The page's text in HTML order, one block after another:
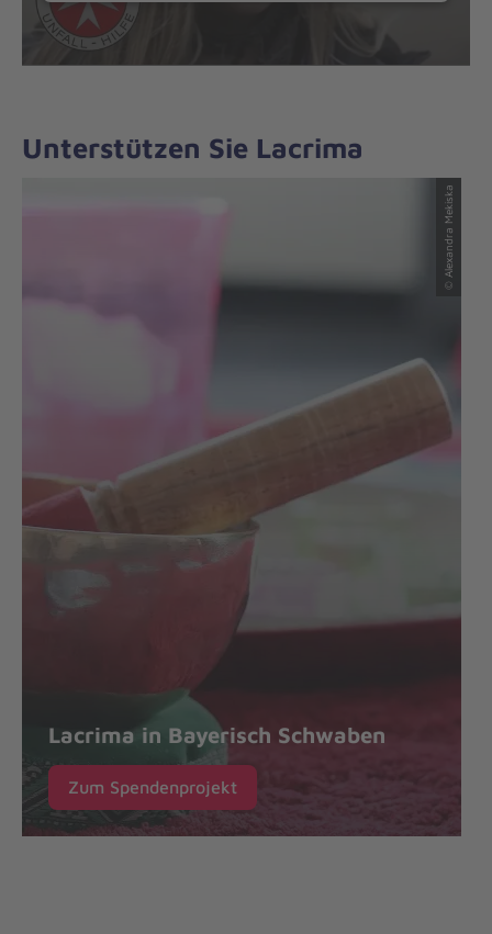
Unterstützen Sie Lacrima
© Alexandra Mekiska
Lacrima in Bayerisch Schwaben
Zum Spendenprojekt